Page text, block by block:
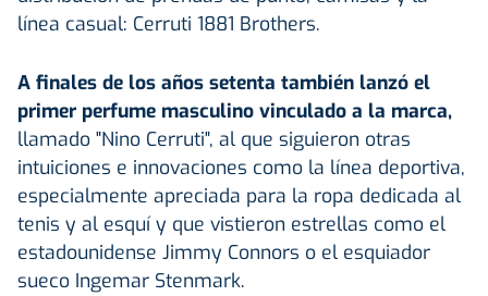
línea casual: Cerruti 1881 Brothers.
A finales de los años setenta también lanzó el
primer perfume masculino vinculado a la marca,
llamado "Nino Cerruti", al que siguieron otras
intuiciones e innovaciones como la línea deportiva,
especialmente apreciada para la ropa dedicada al
tenis y al esquí y que vistieron estrellas como el
estadounidense Jimmy Connors o el esquiador
sueco Ingemar Stenmark.